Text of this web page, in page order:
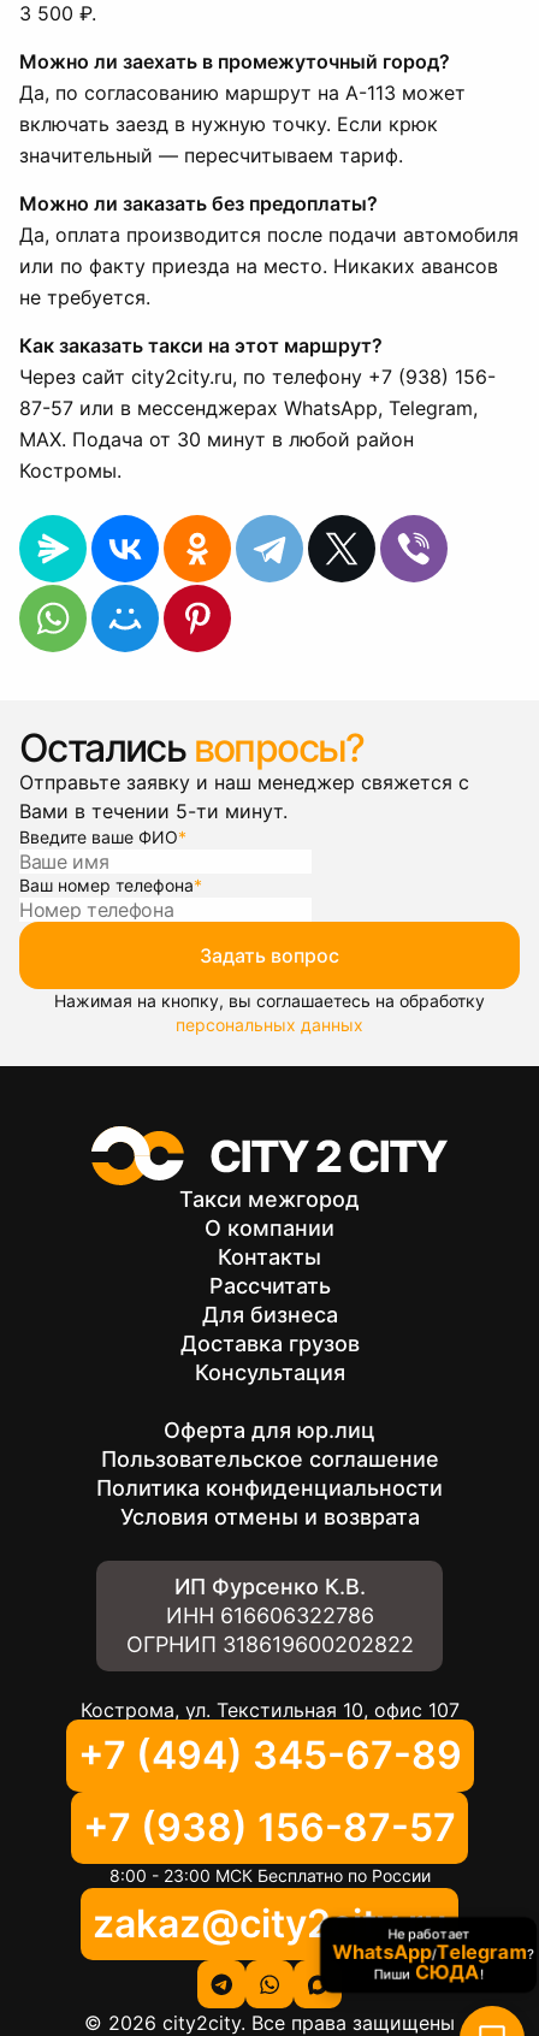
3 500 ₽.
Можно ли заехать в промежуточный город?
Да, по согласованию маршрут на А-113 может
включать заезд в нужную точку. Если крюк
значительный — пересчитываем тариф.
Можно ли заказать без предоплаты?
Да, оплата производится после подачи автомобиля
или по факту приезда на место. Никаких авансов
не требуется.
Как заказать такси на этот маршрут?
Через сайт city2city.ru, по телефону +7 (938) 156-
87-57 или в мессенджерах WhatsApp, Telegram,
MAX. Подача от 30 минут в любой район
Костромы.
Остались вопросы?
Отправьте заявку и наш менеджер свяжется с
Вами в течении 5-ти минут.
Введите ваше ФИО*
Ваш номер телефона*
Задать вопрос
Нажимая на кнопку, вы соглашаетесь на обработку
персональных данных
Такси межгород
О компании
Контакты
Рассчитать
Для бизнеса
Доставка грузов
Консультация
Оферта для юр.лиц
Пользовательское соглашение
Политика конфиденциальности
Условия отмены и возврата
ИП Фурсенко К.В.
ИНН 616606322786
ОГРНИП 318619600202822
Кострома, ул. Текстильная 10, офис 107
+7 (494) 345-67-89
+7 (938) 156-87-57
8:00 - 23:00 МСК Бесплатно по России
zakaz@city2city.ru
© 2026 city2city. Все права защищены
Не работает
WhatsApp/Telegram?
Пиши СЮДА!